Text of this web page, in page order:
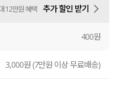
12만원 혜택 추가 할인 받기
400원
3,000원 (7만원 이상 무료배송)